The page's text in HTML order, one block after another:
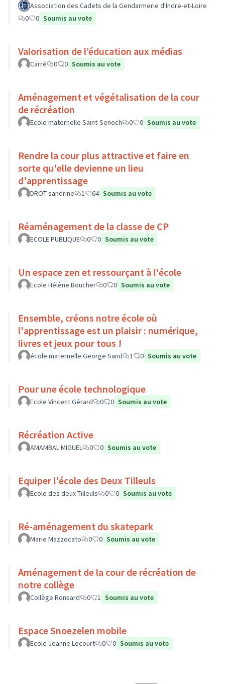
Association des Cadets de la Gendarmerie d'Indre-et-Loire
0
0 Soumis au vote
Valorisation de l’éducation aux médias
Carré 0 0 Soumis au vote
Aménagement et végétalisation de la cour
de récréation
Ecole maternelle Saint-Senoch 0 0 Soumis au vote
Rendre la cour plus attractive et faire en
sorte qu'elle devienne un lieu
d'apprentissage
DROT sandrine 1 64 Soumis au vote
Réaménagement de la classe de CP
ECOLE PUBLIQUE 0 0 Soumis au vote
Un espace zen et ressourçant à l'école
Ecole Hélène Boucher 0 0 Soumis au vote
Ensemble, créons notre école où
l'apprentissage est un plaisir : numérique,
livres et jeux pour tous !
école maternelle George Sand 1 0 Soumis au vote
Pour une école technologique
Ecole Vincent Gérard 0 0 Soumis au vote
Récréation Active
AMAMBAL MIGUEL 0 0 Soumis au vote
Equiper l'école des Deux Tilleuls
Ecole des deux Tilleuls 0 0 Soumis au vote
Ré-aménagement du skatepark
Marie Mazzocato 0 0 Soumis au vote
Aménagement de la cour de récréation de
notre collège
Collège Ronsard 0 1 Soumis au vote
Espace Snoezelen mobile
Ecole Jeanne Lecourt 0 0 Soumis au vote